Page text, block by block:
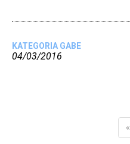
KATEGORIA GABE
04/03/2016
«